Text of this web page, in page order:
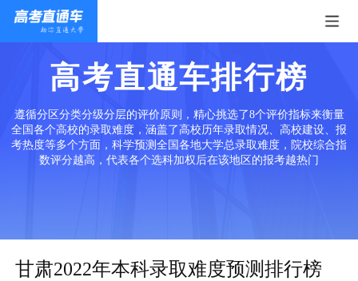
高考直通车排行榜
遵循分区分类分级分层的评价原则，精心挑选了8个评价指标来衡量
全国各个高校的录取难度，涵盖了高校历年录取情况、高校建设、报
考热度等多个方面，科学预测全国各地大学总录取难度，院校综合指
数评分越高，代表各个选科加权后在该地区的报考越热门
甘肃2022年本科录取难度预测排行榜